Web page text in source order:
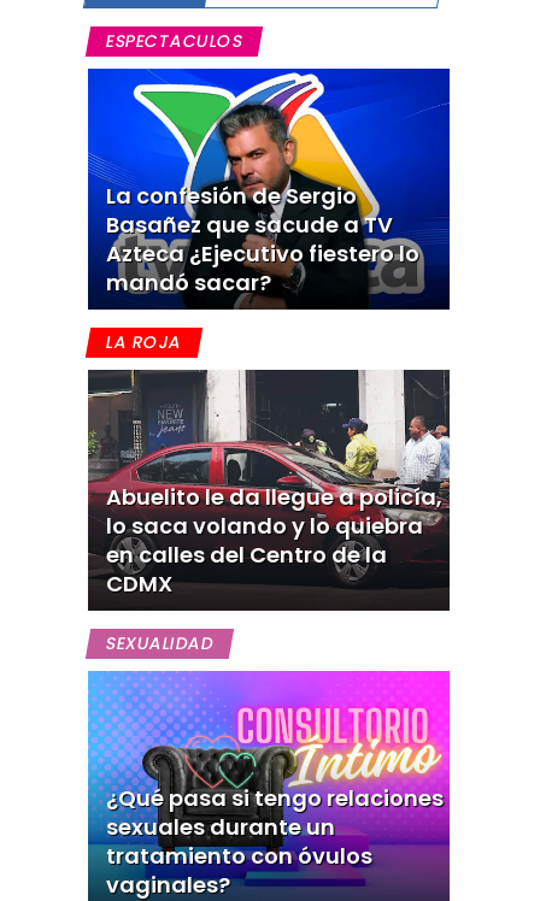
ESPECTACULOS
La confesión de Sergio
Basañez que sacude a TV
Azteca ¿Ejecutivo fiestero lo
mandó sacar?
LA ROJA
Abuelito le da llegue a policía,
lo saca volando y lo quiebra
en calles del Centro de la
CDMX
SEXUALIDAD
¿Qué pasa si tengo relaciones
sexuales durante un
tratamiento con óvulos
vaginales?